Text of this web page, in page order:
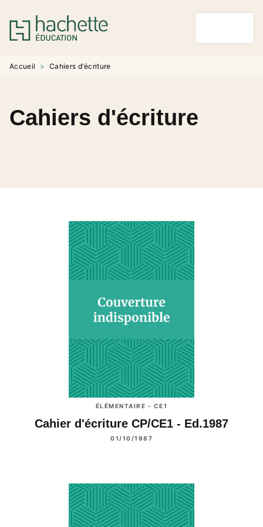
MENU RECHERCHE
PIED DE PAGE
Accueil > Cahiers d'écriture
Cahiers d'écriture
ÉLÉMENTAIRE - CE1
Cahier d'écriture CP/CE1 - Ed.1987
01/10/1987